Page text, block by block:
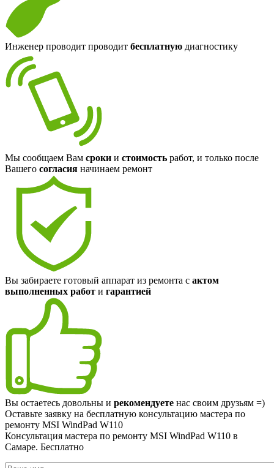
Инженер проводит проводит бесплатную диагностику
Мы сообщаем Вам сроки и стоимость работ, и только после
Вашего согласия начинаем ремонт
Вы забираете готовый аппарат из ремонта с актом
выполненных работ и гарантией
Вы остаетесь довольны и рекомендуете нас своим друзьям =)
Оставьте заявку на бесплатную консультацию мастера по
ремонту MSI WindPad W110
Консультация мастера по ремонту MSI WindPad W110 в
Самаре. Бесплатно